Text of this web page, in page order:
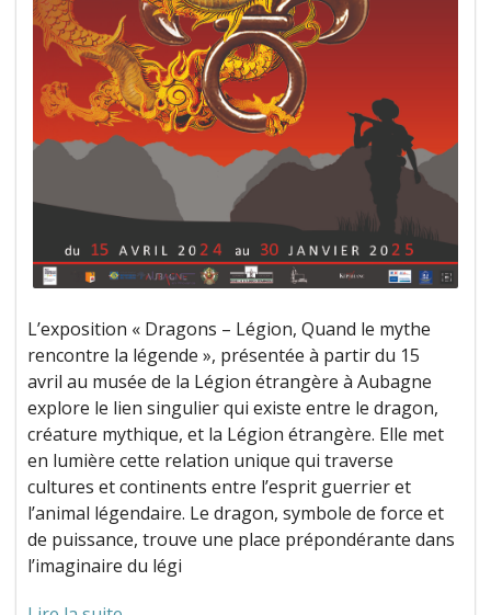
L’exposition « Dragons – Légion, Quand le mythe
rencontre la légende », présentée à partir du 15
avril au musée de la Légion étrangère à Aubagne
explore le lien singulier qui existe entre le dragon,
créature mythique, et la Légion étrangère. Elle met
en lumière cette relation unique qui traverse
cultures et continents entre l’esprit guerrier et
l’animal légendaire. Le dragon, symbole de force et
de puissance, trouve une place prépondérante dans
l’imaginaire du légi